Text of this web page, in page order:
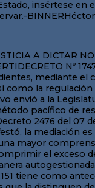
de los mediadores y comediadores reside gran parte del éxito del sistema, por lo que atender con sumo cuidado y responsabilidad este aspecto es realmente prioritario para el cumplimiento adecuado de los fines de la ley.Es por ello que se realiza una especial consideración a los distintos aspectos referidos a la capacitación y formación en mediación.Así, atento a la carencia de un Registro de Instituciones Formadoras en Mediación en la Provincia, siendo que las que operan hasta el momento en tal carácter han obtenido su habilitación para funcionar conforme a los requisitos de la Resolución Nº 284/98 del Ministerio de Justicia y Derechos Humanos de la Nación, se considera necesario contar con dicho Registro y fijar los requisitos que deben cumplir para habilitarlas como tales.A su vez, resulta de suma importancia contar:Con contenidos mínimos y específicos del Curso Básico de Formación de Mediadores, a exigir por la Provincia para la formación de los nuevos mediadores a titularse;Con lineamientos básicos del Curso de